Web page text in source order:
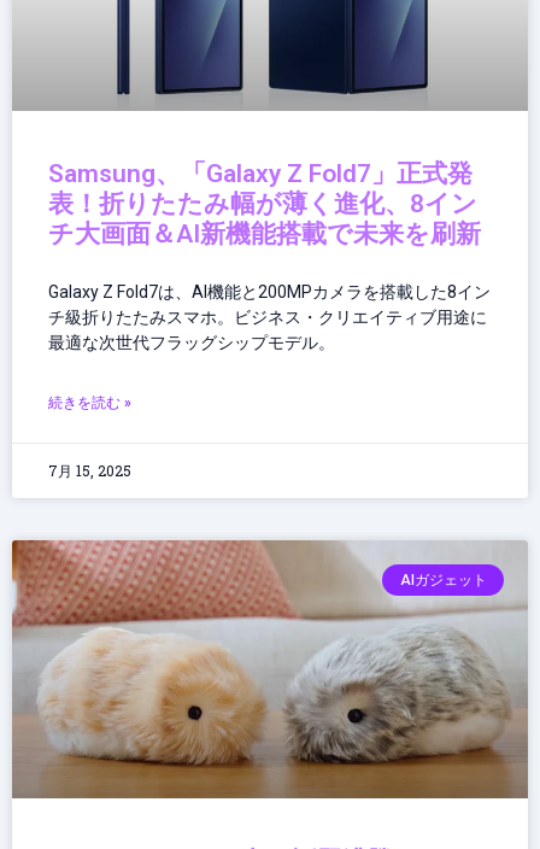
Samsung、「Galaxy Z Fold7」正式発
表！折りたたみ幅が薄く進化、8イン
チ大画面＆AI新機能搭載で未来を刷新
Galaxy Z Fold7は、AI機能と200MPカメラを搭載した8イン
チ級折りたたみスマホ。ビジネス・クリエイティブ用途に
最適な次世代フラッグシップモデル。
続きを読む »
7月 15, 2025
AIガジェット